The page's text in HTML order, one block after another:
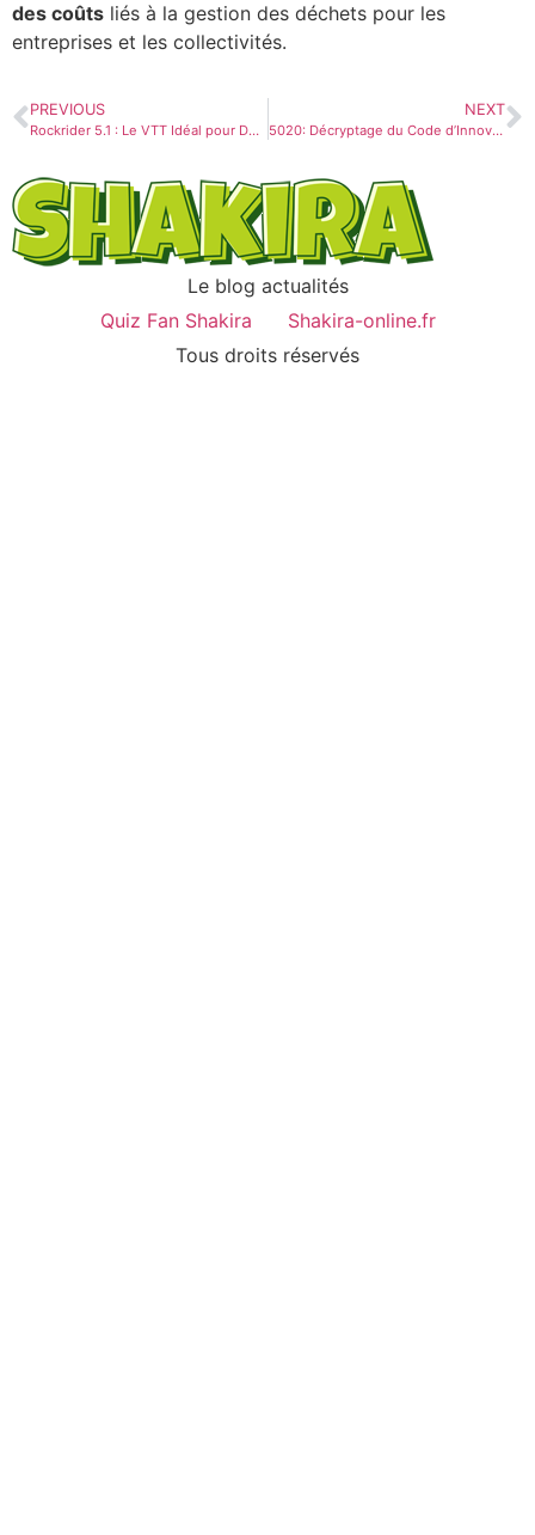
des coûts liés à la gestion des déchets pour les
entreprises et les collectivités.
PREVIOUS
Rockrider 5.1 : Le VTT Idéal pour Démarrer Vos Aventures Tout-Terrain?
NEXT
5020: Décryptage du Code d’Innovation pour les Startups en 2023
Le blog actualités
Quiz Fan Shakira
Shakira-online.fr
Tous droits réservés